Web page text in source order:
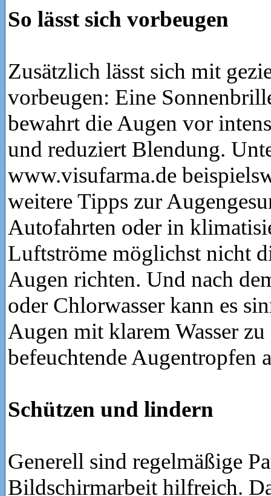
So lässt sich vorbeugen
Zusätzlich lässt sich mit
vorbeugen: Eine
bewahrt die Augen vor
und reduziert Blendung.
www.visufarma.de
weitere Tipps zur
Autofahrten oder in
Luftströme möglichst nicht
Augen richten. Und nach
oder Chlorwasser kann es
Augen mit klarem Wasser
befeuchtende Augentropfen
Schützen und lindern
Generell sind regelmäßige
Bildschirmarbeit hilfreich.